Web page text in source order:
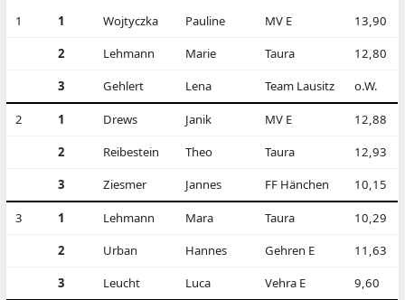
1
1 Wojtyczka Pauline MV E
13,90
2
Lehmann Marie Taura
12,80
3
Gehlert Lena Team Lausitz o.W.
2 1 Drews Janik MV E
12,88
2
Reibestein Theo Taura
12,93
3
Ziesmer Jannes FF Hänchen 10,15
3 1 Lehmann Mara Taura
10,29
2
Urban Hannes Gehren E
11,63
3
Leucht Luca Vehra E 9,60